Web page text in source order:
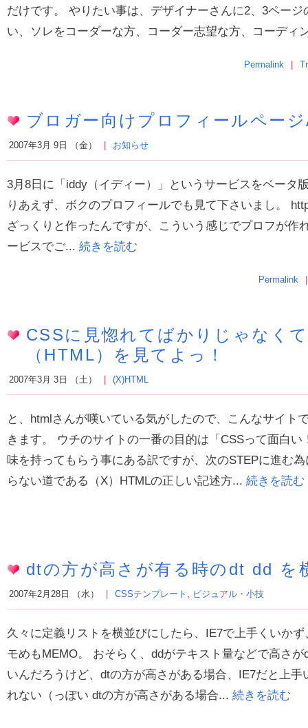
だけです。 やりたい事は、デザイナーさんに2、3ペー
い、ソレをコーダーな方、コーダー志望な方、コーディ
Permalink
ブロガー向けプロフィールペー
2007年3月 9日 （金） お知らせ
3月8日に「iddy（イディー）」というサービスをベータ
りあえず、ボクのプロフィールでも見て下さいまし。
ざっくりと作ったんですが、こういう感じでプロフが作
ービスでご... 続きを読む
Permalink
CSSに見惚れてばかりじゃなく
（HTML）を見てよっ！
2007年3月 3日 （土） (X)HTML
と、htmlさんが嘆いている気がしたので、こんなサイト
きます。 ウチのサイトの一番の目的は「CSSって面白
味を持ってもらう事にある訳ですが、次のSTEPに進む
らない道である（X）HTMLの正しい記述方... 続きを読む
dtの方が高さが有る時のdt dd を
2007年2月28日 （水） CSSテンプレート ビジュアル・小技
久々に定義リストを横並びにしたら、IE7で上手くいか
モめもMEMO。 おそらく、ddがテキスト量などで高さ
いんだろうけど、dtの方が高さがある場合、IE7だと上
れない（っぽい dtの方が高さがある場合... 続きを読む